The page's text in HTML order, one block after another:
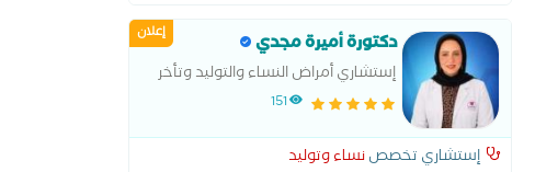
إعلان دكتورة أميرة مجدي
إستشاري أمراض النساء والتوليد وتأخر
الإنجاب والعقم 151
إستشاري تخصصنساء وتوليد